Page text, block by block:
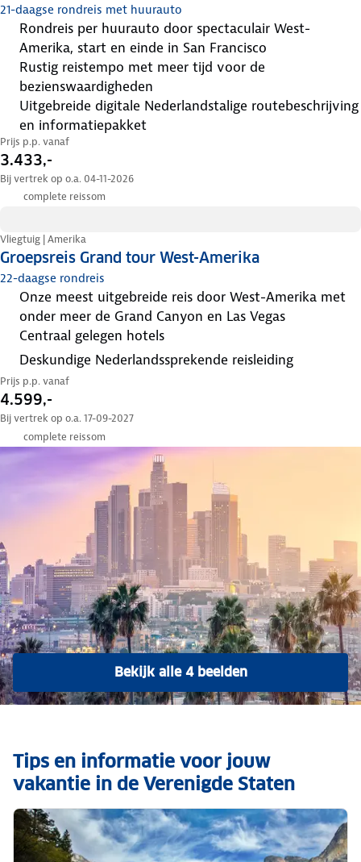
21-daagse rondreis met huurauto
rondreis per huurauto door spectaculair West-
Amerika, start en einde in San Francisco
rustig reistempo met meer tijd voor de
bezienswaardigheden
uitgebreide digitale Nederlandstalige routebeschrijving
en informatiepakket
Prijs p.p. vanaf
3.433,-
Bij vertrek op o.a. 04-11-2026
complete reissom
Groepsreis Grand tour West-Amerika
Vliegtuig | Amerika
22-daagse rondreis
onze meest uitgebreide reis door West-Amerika met
onder meer de Grand Canyon en Las Vegas
centraal gelegen hotels
deskundige Nederlandssprekende reisleiding
Prijs p.p. vanaf
4.599,-
Bij vertrek op o.a. 17-09-2027
complete reissom
Bekijk alle 4 beelden
Tips en informatie voor jouw
vakantie in de Verenigde Staten